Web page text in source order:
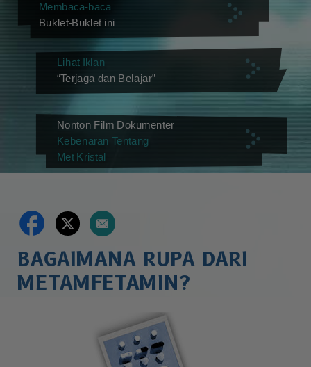
Membaca-baca
Buklet-Buklet ini
Lihat Iklan
“Terjaga dan Belajar”
Nonton Film Dokumenter
Kebenaran Tentang
Met Kristal
BAGAIMANA RUPA DARI
METAMFETAMIN?